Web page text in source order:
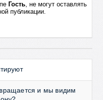
Гость, не могут оставлять
публикации.
и мы видим